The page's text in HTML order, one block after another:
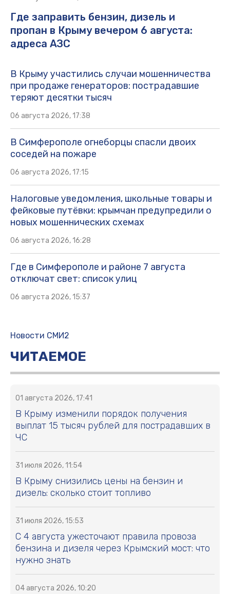
Где заправить бензин, дизель и
пропан в Крыму вечером 6 августа:
адреса АЗС
В Крыму участились случаи мошенничества
при продаже генераторов: пострадавшие
теряют десятки тысяч
06 августа 2026, 17:38
В Симферополе огнеборцы спасли двоих
соседей на пожаре
06 августа 2026, 17:15
Налоговые уведомления, школьные товары и
фейковые путёвки: крымчан предупредили о
новых мошеннических схемах
06 августа 2026, 16:28
Где в Симферополе и районе 7 августа
отключат свет: список улиц
06 августа 2026, 15:37
Новости СМИ2
ЧИТАЕМОЕ
01 августа 2026, 17:41
В Крыму изменили порядок получения
выплат 15 тысяч рублей для пострадавших в
ЧС
31 июля 2026, 11:54
В Крыму снизились цены на бензин и
дизель: сколько стоит топливо
31 июля 2026, 15:53
С 4 августа ужесточают правила провоза
бензина и дизеля через Крымский мост: что
нужно знать
04 августа 2026, 10:20